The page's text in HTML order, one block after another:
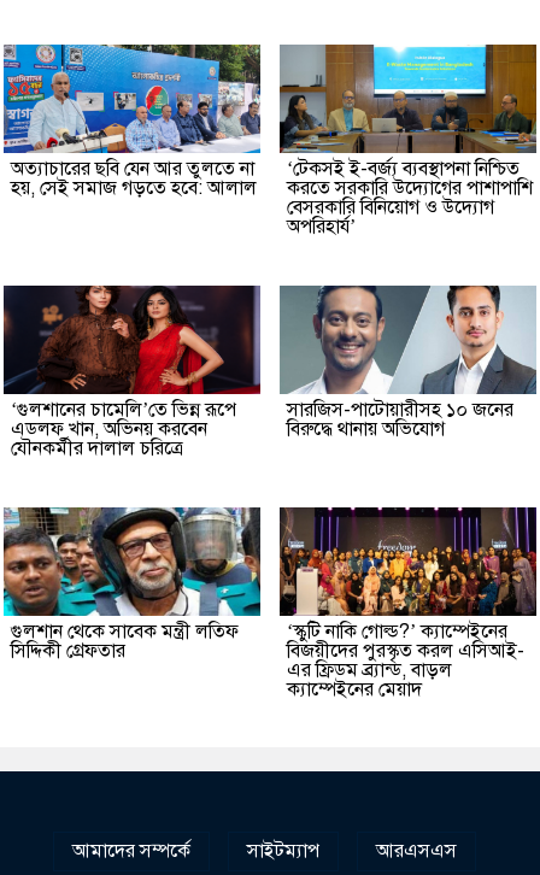
অত্যাচারের ছবি যেন আর তুলতে না
হয়, সেই সমাজ গড়তে হবে: আলাল
‘টেকসই ই-বর্জ্য ব্যবস্থাপনা নিশ্চিত
করতে সরকারি উদ্যোগের পাশাপাশি
বেসরকারি বিনিয়োগ ও উদ্যোগ
অপরিহার্য’
‘গুলশানের চামেলি’তে ভিন্ন রূপে
এডলফ খান, অভিনয় করবেন
যৌনকর্মীর দালাল চরিত্রে
সারজিস-পাটোয়ারীসহ ১০ জনের
বিরুদ্ধে থানায় অভিযোগ
গুলশান থেকে সাবেক মন্ত্রী লতিফ
সিদ্দিকী গ্রেফতার
‘স্কুটি নাকি গোল্ড?’ ক্যাম্পেইনের
বিজয়ীদের পুরস্কৃত করল এসিআই-
এর ফ্রিডম ব্র্যান্ড, বাড়ল
ক্যাম্পেইনের মেয়াদ
আমাদের সম্পর্কে সাইটম্যাপ
আরএসএস